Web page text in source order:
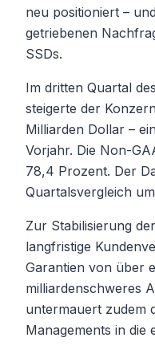
neu positioniert –
getriebenen
SSDs.
Im dritten Quartal
steigerte der
Milliarden Dollar –
Vorjahr. Die Non-
78,4 Prozent. Der
Quartalsvergleich
Zur Stabilisierung
langfristige
Garantien von über
milliardenschweres
untermauert zudem
Managements in die